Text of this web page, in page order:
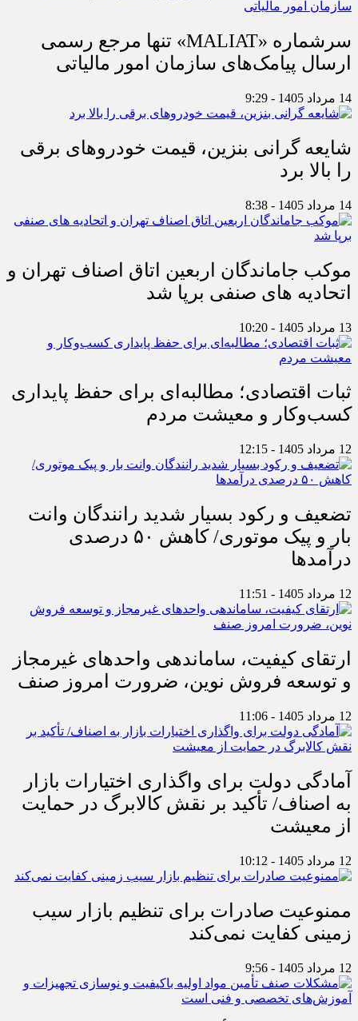
سرشماره «MALIAT» تنها مرجع رسمی
ارسال پیامک‌های سازمان امور مالیاتی
14 مرداد 1405 - 9:29
شایعه گرانی بنزین، قیمت خودروهای برقی
را بالا برد
14 مرداد 1405 - 8:38
موکب جاماندگان اربعین اتاق اصناف تهران و
اتحادیه های صنفی برپا شد
13 مرداد 1405 - 10:20
ثبات اقتصادی؛ مطالبه‌ای برای حفظ پایداری
کسب‌وکار و معیشت مردم
12 مرداد 1405 - 12:15
تضعیف و رکود بسیار شدید رانندگان وانت
بار و پیک موتوری/ کاهش ۵۰ درصدی
درآمدها
12 مرداد 1405 - 11:51
ارتقای کیفیت، ساماندهی واحدهای غیرمجاز
و توسعه فروش نوین، ضرورت امروز صنف
12 مرداد 1405 - 11:06
آمادگی دولت برای واگذاری اختیارات بازار
به اصناف/ تأکید بر نقش کالابرگ در حمایت
از معیشت
12 مرداد 1405 - 10:12
ممنوعیت صادرات برای تنظیم بازار سیب
زمینی کفایت نمی‌کند
12 مرداد 1405 - 9:56